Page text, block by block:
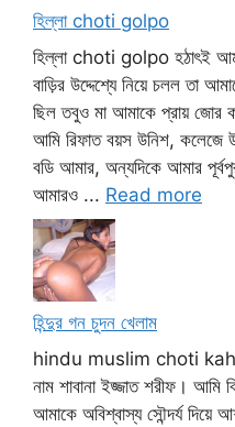
হিল্লা choti golpo
হিল্লা choti golpo হঠাৎই
বাড়ির উদ্দেশ্যে নিয়ে চলল তা
ছিল তবুও মা আমাকে প্রায় জোর
আমি রিফাত বয়স উনিশ, কলেজে
বডি আমার, অন্যদিকে আমার
আমারও ... Read more
হিন্দুর গন চুদন খেলাম
hindu muslim choti kahini
নাম শাবানা ইজ্জাত শরীফ।
আমাকে অবিশ্বাস্য সৌন্দর্য